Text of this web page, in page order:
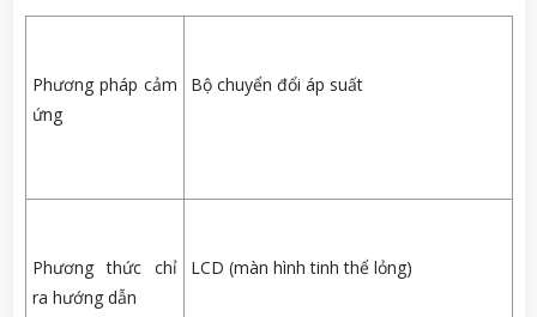
Phương pháp cảm
ứng
Bộ chuyển đổi áp suất
Phương thức chỉ
ra hướng dẫn
LCD (màn hình tinh thể lỏng)